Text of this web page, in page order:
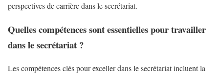
perspectives de carrière dans le secrétariat.
Quelles compétences sont essentielles pour travailler
dans le secrétariat ?
Les compétences clés pour exceller dans le secrétariat incluent la